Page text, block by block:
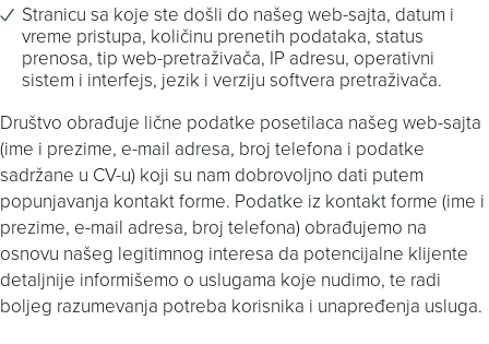
Stranicu sa koje ste došli do našeg web-sajta, datum i
vreme pristupa, količinu prenetih podataka, status
prenosa, tip web-pretraživača, IP adresu, operativni
sistem i interfejs, jezik i verziju softvera pretraživača.
Društvo obrađuje lične podatke posetilaca našeg web-sajta
(ime i prezime, e-mail adresa, broj telefona i podatke
sadržane u CV-u) koji su nam dobrovoljno dati putem
popunjavanja kontakt forme. Podatke iz kontakt forme (ime i
prezime, e-mail adresa, broj telefona) obrađujemo na
osnovu našeg legitimnog interesa da potencijalne klijente
detaljnije informišemo o uslugama koje nudimo, te radi
boljeg razumevanja potreba korisnika i unapređenja usluga.